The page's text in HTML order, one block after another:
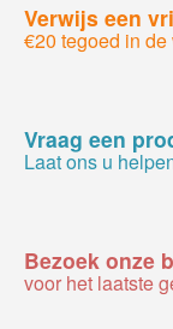
Verwijs een
€20 tegoed in
Vraag een
Laat ons u
Bezoek onze
voor het laatste